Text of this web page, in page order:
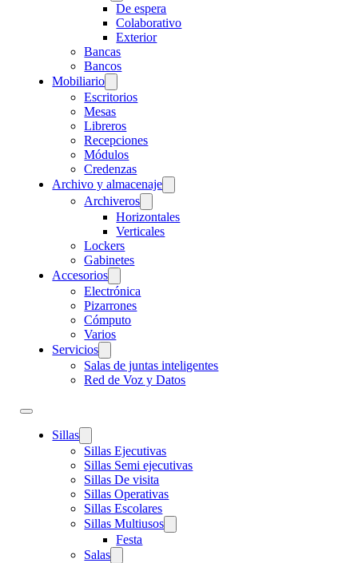
De espera
Colaborativo
Exterior
Bancas
Bancos
Mobiliario
Escritorios
Mesas
Libreros
Recepciones
Módulos
Credenzas
Archivo y almacenaje
Archiveros
Horizontales
Verticales
Lockers
Gabinetes
Accesorios
Electrónica
Pizarrones
Cómputo
Varios
Servicios
Salas de juntas inteligentes
Red de Voz y Datos
Sillas
Sillas Ejecutivas
Sillas Semi ejecutivas
Sillas De visita
Sillas Operativas
Sillas Escolares
Sillas Multiusos
Festa
Salas